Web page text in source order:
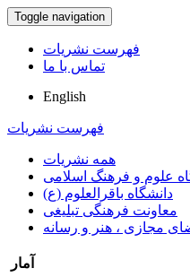
Toggle navigation
فهرست نشریات
تماس با ما
English
فهرست نشریات
همه نشریات
علوم و فرهنگ اسلامی
دانشگاه باقرالعلوم (ع)
معاونت فرهنگی تبلیغی
مجازی ، هنر و رسانه
آمار